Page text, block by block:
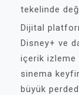
tekelinde
Dijital
Disney+ ve
içerik izleme
sinema
büyük